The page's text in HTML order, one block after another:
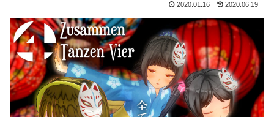
2020.01.16 2020.06.19